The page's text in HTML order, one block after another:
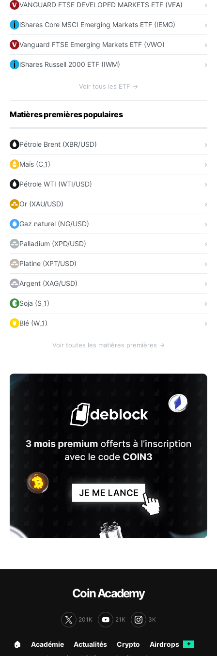
VANGUARD FTSE DEVELOPED MARKETS ETF (VEA)
iShares Core MSCI Emerging Markets ETF (IEMG)
Vanguard FTSE Emerging Markets ETF (VWO)
iShares Russell 2000 ETF (IWM)
Voir tous les ETF →
Matières premières populaires
Pétrole Brent (XBR/USD)
Maïs (C_1)
Pétrole WTI (WTI/USD)
Or (XAU/USD)
Gaz naturel (NG/USD)
Palladium (XPD/USD)
Platine (XPT/USD)
Argent (XAG/USD)
Soja (S_1)
Blé (W_1)
Voir toutes les matières premières →
Coin Academy
201K 21K 3K
🏠︎ Académie Actualités Crypto Airdrops ✦